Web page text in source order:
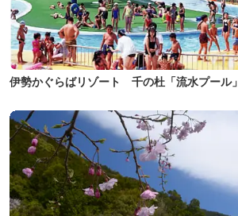
伊勢かぐらばリゾート 千の杜「流水プール」